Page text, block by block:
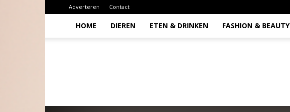
Adverteren Contact
HOME DIEREN ETEN & DRINKEN FASHION & BEAUTY